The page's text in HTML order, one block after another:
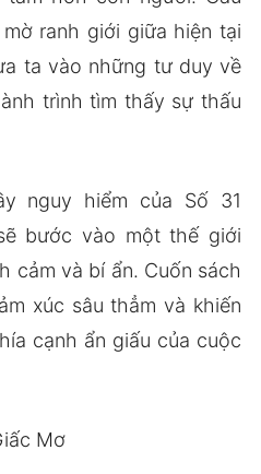
ranh giới giữa hiện tại
ta vào những tư duy về
trình tìm thấy sự thấu
nguy hiểm của Số 31
bước vào một thế giới
cảm và bí ẩn. Cuốn sách
xúc sâu thẳm và khiến
cạnh ẩn giấu của cuộc
Mơ